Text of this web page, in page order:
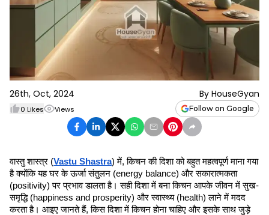
26th, Oct, 2024 By HouseGyan
0 Likes Views Follow on Google
वास्तु शास्त्र (Vastu Shastra) में, किचन की दिशा को बहुत महत्वपूर्ण माना गया
है क्योंकि यह घर के ऊर्जा संतुलन (energy balance) और सकारात्मकता
(positivity) पर प्रभाव डालता है। सही दिशा में बना किचन आपके जीवन में सुख-
समृद्धि (happiness and prosperity) और स्वास्थ्य (health) लाने में मदद
करता है। आइए जानते हैं, किस दिशा में किचन होना चाहिए और इसके साथ जुड़े